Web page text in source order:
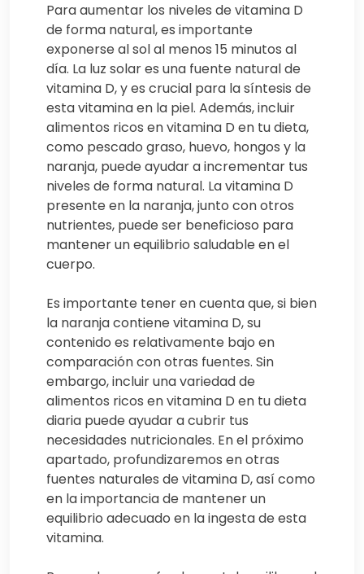
Para aumentar los niveles de vitamina D
de forma natural, es importante
exponerse al sol al menos 15 minutos al
día. La luz solar es una fuente natural de
vitamina D, y es crucial para la síntesis de
esta vitamina en la piel. Además, incluir
alimentos ricos en vitamina D en tu dieta,
como pescado graso, huevo, hongos y la
naranja, puede ayudar a incrementar tus
niveles de forma natural. La vitamina D
presente en la naranja, junto con otros
nutrientes, puede ser beneficioso para
mantener un equilibrio saludable en el
cuerpo.
Es importante tener en cuenta que, si bien
la naranja contiene vitamina D, su
contenido es relativamente bajo en
comparación con otras fuentes. Sin
embargo, incluir una variedad de
alimentos ricos en vitamina D en tu dieta
diaria puede ayudar a cubrir tus
necesidades nutricionales. En el próximo
apartado, profundizaremos en otras
fuentes naturales de vitamina D, así como
en la importancia de mantener un
equilibrio adecuado en la ingesta de esta
vitamina.